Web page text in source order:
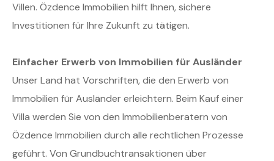
Villen. Özdence Immobilien hilft Ihnen, sichere
Investitionen für Ihre Zukunft zu tätigen.
Einfacher Erwerb von Immobilien für Ausländer
Unser Land hat Vorschriften, die den Erwerb von
Immobilien für Ausländer erleichtern. Beim Kauf einer
Villa werden Sie von den Immobilienberatern von
Özdence Immobilien durch alle rechtlichen Prozesse
geführt. Von Grundbuchtransaktionen über